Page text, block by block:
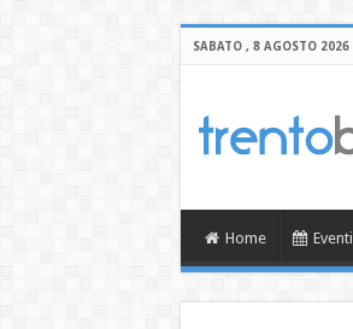
SABATO , 8 AGOSTO 2026
Home Eventi